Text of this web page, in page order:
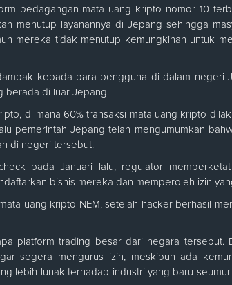
pedagangan mata uang kripto nomor 10
menutup layanannya di Jepang sehingga
mereka tidak menutup kemungkinan untuk
kepada para pengguna di dalam negeri
berada di luar Jepang.
di mana 60% transaksi mata uang kripto
pemerintah Jepang telah mengumumkan
di negeri tersebut.
pada Januari lalu, regulator memperketat
bisnis mereka dan memperoleh izin
uang kripto NEM, setelah hacker berhasil
platform trading besar dari negara tersebut.
segera mengurus izin, meskipun ada
lebih lunak terhadap industri yang baru